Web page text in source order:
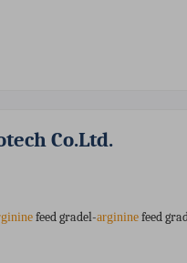
Co.ltd.
feed gradel-arginine feed